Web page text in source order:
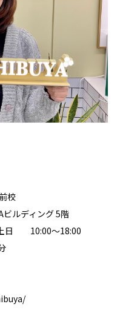
校
ルディング 5階
日 10:00～18:00